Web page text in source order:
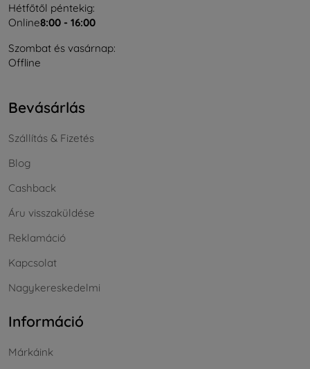
Hétfőtől péntekig:
Online8:00 - 16:00
Szombat és vasárnap:
Offline
Bevásárlás
Szállítás & Fizetés
Blog
Cashback
Áru visszaküldése
Reklamáció
Kapcsolat
Nagykereskedelmi
Információ
Márkáink